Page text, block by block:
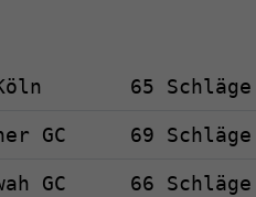
65 Schläge
GC 69 Schläge
GC 66 Schläge